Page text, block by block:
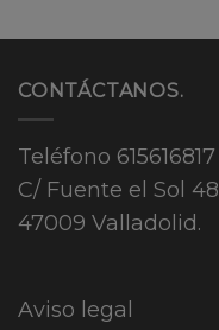
CONTÁCTANOS.
Teléfono 615616817
C/ Fuente el Sol 48
47009 Valladolid.
Aviso legal